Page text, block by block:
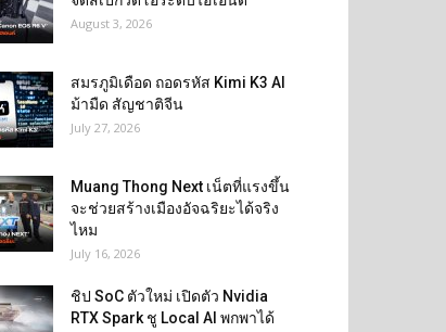
August 3, 2026
สมรภูมิเดือด ถอดรหัส Kimi K3 AI
ม้ามืด สัญชาติจีน
July 27, 2026
Muang Thong Next เน็ตที่แรงขึ้น
จะช่วยสร้างเมืองอัจฉริยะได้จริง
ไหม
July 16, 2026
ชิป SoC ตัวใหม่ เปิดตัว Nvidia
RTX Spark ชู Local AI พกพาได้